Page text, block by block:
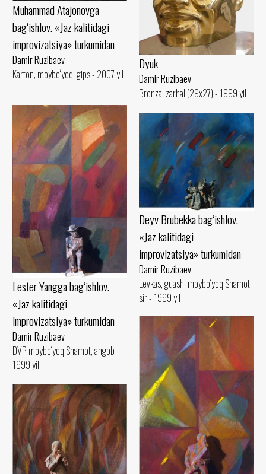
Muhammad Atajonovga
bag‘ishlov. «Jaz kalitidagi
improvizatsiya» turkumidan
Damir Ruzibaev
Karton, moybo‘yoq, gips - 2007 yil
Dyuk
Damir Ruzibaev
Bronza, zarhal (29x27) - 1999 yil
Lester Yangga bag‘ishlov.
«Jaz kalitidagi
improvizatsiya» turkumidan
Damir Ruzibaev
DVP, moybo‘yoq Shamot, angob -
1999 yil
Deyv Brubekka bag‘ishlov.
«Jaz kalitidagi
improvizatsiya» turkumidan
Damir Ruzibaev
Levkas, guash, moybo‘yoq Shamot,
sir - 1999 yil